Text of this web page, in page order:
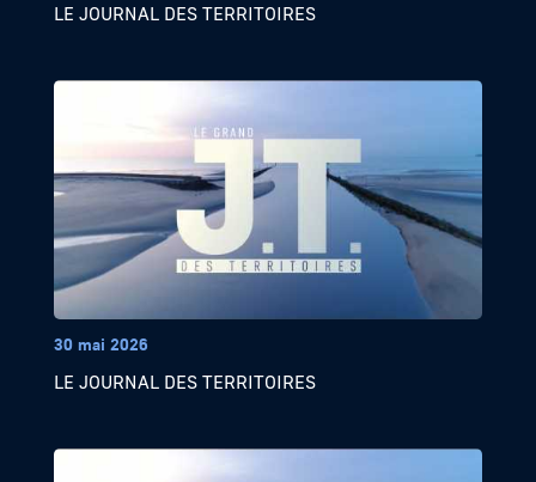
LE JOURNAL DES TERRITOIRES
30 mai 2026
LE JOURNAL DES TERRITOIRES